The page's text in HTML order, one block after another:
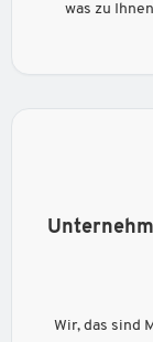
was zu
Wir, das sind